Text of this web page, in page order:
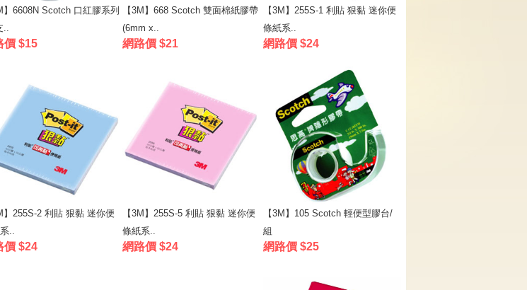
】6608N Scotch 口紅膠系列
..
價 $15
【3M】668 Scotch 雙面棉紙膠帶
(6mm x..
網路價 $21
【3M】255S-1 利貼 狠黏 迷你便
條紙系..
網路價 $24
】255S-2 利貼 狠黏 迷你便
..
價 $24
【3M】255S-5 利貼 狠黏 迷你便
條紙系..
網路價 $24
【3M】105 Scotch 輕便型膠台/
組
網路價 $25